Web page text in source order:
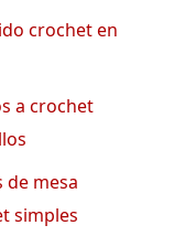
crochet en
a crochet
de mesa
simples